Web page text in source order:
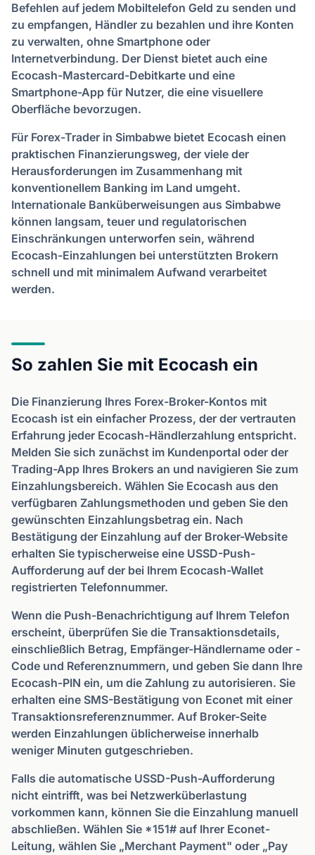
Befehlen auf jedem Mobiltelefon Geld zu senden und
zu empfangen, Händler zu bezahlen und ihre Konten
zu verwalten, ohne Smartphone oder
Internetverbindung. Der Dienst bietet auch eine
Ecocash-Mastercard-Debitkarte und eine
Smartphone-App für Nutzer, die eine visuellere
Oberfläche bevorzugen.
Für Forex-Trader in Simbabwe bietet Ecocash einen
praktischen Finanzierungsweg, der viele der
Herausforderungen im Zusammenhang mit
konventionellem Banking im Land umgeht.
Internationale Banküberweisungen aus Simbabwe
können langsam, teuer und regulatorischen
Einschränkungen unterworfen sein, während
Ecocash-Einzahlungen bei unterstützten Brokern
schnell und mit minimalem Aufwand verarbeitet
werden.
So zahlen Sie mit Ecocash ein
Die Finanzierung Ihres Forex-Broker-Kontos mit
Ecocash ist ein einfacher Prozess, der der vertrauten
Erfahrung jeder Ecocash-Händlerzahlung entspricht.
Melden Sie sich zunächst im Kundenportal oder der
Trading-App Ihres Brokers an und navigieren Sie zum
Einzahlungsbereich. Wählen Sie Ecocash aus den
verfügbaren Zahlungsmethoden und geben Sie den
gewünschten Einzahlungsbetrag ein. Nach
Bestätigung der Einzahlung auf der Broker-Website
erhalten Sie typischerweise eine USSD-Push-
Aufforderung auf der bei Ihrem Ecocash-Wallet
registrierten Telefonnummer.
Wenn die Push-Benachrichtigung auf Ihrem Telefon
erscheint, überprüfen Sie die Transaktionsdetails,
einschließlich Betrag, Empfänger-Händlername oder -
Code und Referenznummern, und geben Sie dann Ihre
Ecocash-PIN ein, um die Zahlung zu autorisieren. Sie
erhalten eine SMS-Bestätigung von Econet mit einer
Transaktionsreferenznummer. Auf Broker-Seite
werden Einzahlungen üblicherweise innerhalb
weniger Minuten gutgeschrieben.
Falls die automatische USSD-Push-Aufforderung
nicht eintrifft, was bei Netzwerküberlastung
vorkommen kann, können Sie die Einzahlung manuell
abschließen. Wählen Sie *151# auf Ihrer Econet-
Leitung, wählen Sie „Merchant Payment" oder „Pay